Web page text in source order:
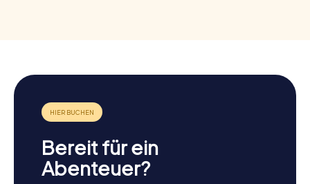
Bereit für ein
Abenteuer?